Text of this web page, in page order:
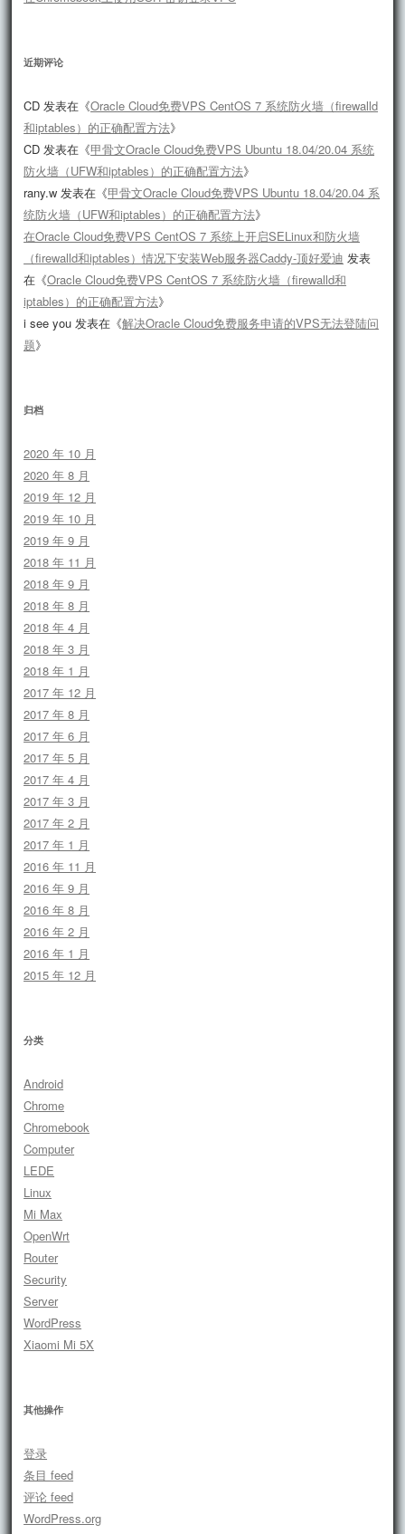
近期评论
CD 发表在《Oracle Cloud免费VPS CentOS 7 系统防火墙（firewalld
和iptables）的正确配置方法》
CD 发表在《甲骨文Oracle Cloud免费VPS Ubuntu 18.04/20.04 系统
防火墙（UFW和iptables）的正确配置方法》
rany.w 发表在《甲骨文Oracle Cloud免费VPS Ubuntu 18.04/20.04 系
统防火墙（UFW和iptables）的正确配置方法》
在Oracle Cloud免费VPS CentOS 7 系统上开启SELinux和防火墙
（firewalld和iptables）情况下安装Web服务器Caddy-顶好爱迪 发表
在《Oracle Cloud免费VPS CentOS 7 系统防火墙（firewalld和
iptables）的正确配置方法》
i see you 发表在《解决Oracle Cloud免费服务申请的VPS无法登陆问
题》
归档
2020 年 10 月
2020 年 8 月
2019 年 12 月
2019 年 10 月
2019 年 9 月
2018 年 11 月
2018 年 9 月
2018 年 8 月
2018 年 4 月
2018 年 3 月
2018 年 1 月
2017 年 12 月
2017 年 8 月
2017 年 6 月
2017 年 5 月
2017 年 4 月
2017 年 3 月
2017 年 2 月
2017 年 1 月
2016 年 11 月
2016 年 9 月
2016 年 8 月
2016 年 2 月
2016 年 1 月
2015 年 12 月
分类
Android
Chrome
Chromebook
Computer
LEDE
Linux
Mi Max
OpenWrt
Router
Security
Server
WordPress
Xiaomi Mi 5X
其他操作
登录
条目 feed
评论 feed
WordPress.org